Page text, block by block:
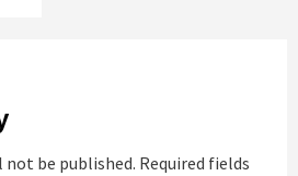
not be published. Required fields